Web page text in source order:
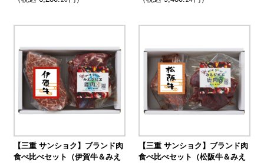
【三重 サンショク】ブランド肉
食べ比べセット（伊賀牛＆みえ
【三重 サンショク】ブランド肉
食べ比べセット（松阪牛＆みえ